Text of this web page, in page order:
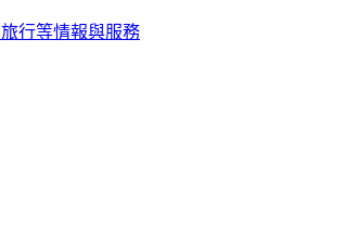
行等情報與服務